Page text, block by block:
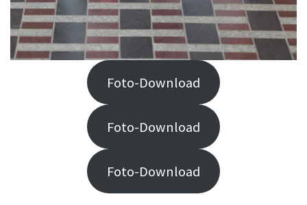
Foto-Download
Foto-Download
Foto-Download